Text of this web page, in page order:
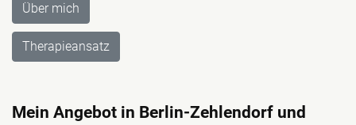
Über mich
Therapieansatz
Mein Angebot in Berlin-Zehlendorf und